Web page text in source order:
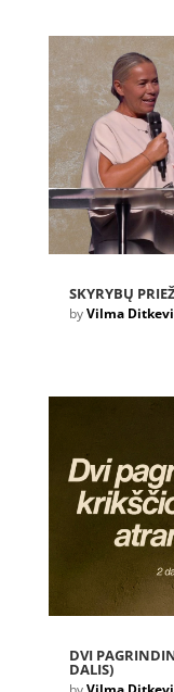
SKYRYBŲ
byVilma
DVI
DALIS)